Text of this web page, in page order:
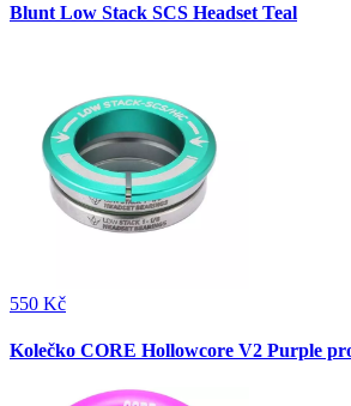
Blunt Low Stack SCS Headset Teal
550 Kč
Kolečko CORE Hollowcore V2 Purple